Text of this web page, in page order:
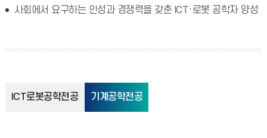
사회에서 요구하는 인성과 경쟁력을 갖춘 ICT·로봇 공학자 양성
ICT로봇공학전공 기계공학전공